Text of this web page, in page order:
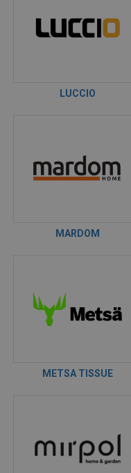
LUCCIO
MARDOM
METSA TISSUE